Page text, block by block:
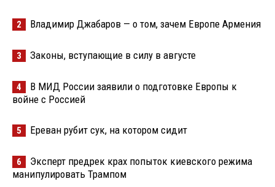
2 Владимир Джабаров — о том, зачем Европе Армения
3 Законы, вступающие в силу в августе
4
В МИД России заявили о подготовке Европы к
войне с Россией
5 Ереван рубит сук, на котором сидит
6
Эксперт предрек крах попыток киевского режима
манипулировать Трампом